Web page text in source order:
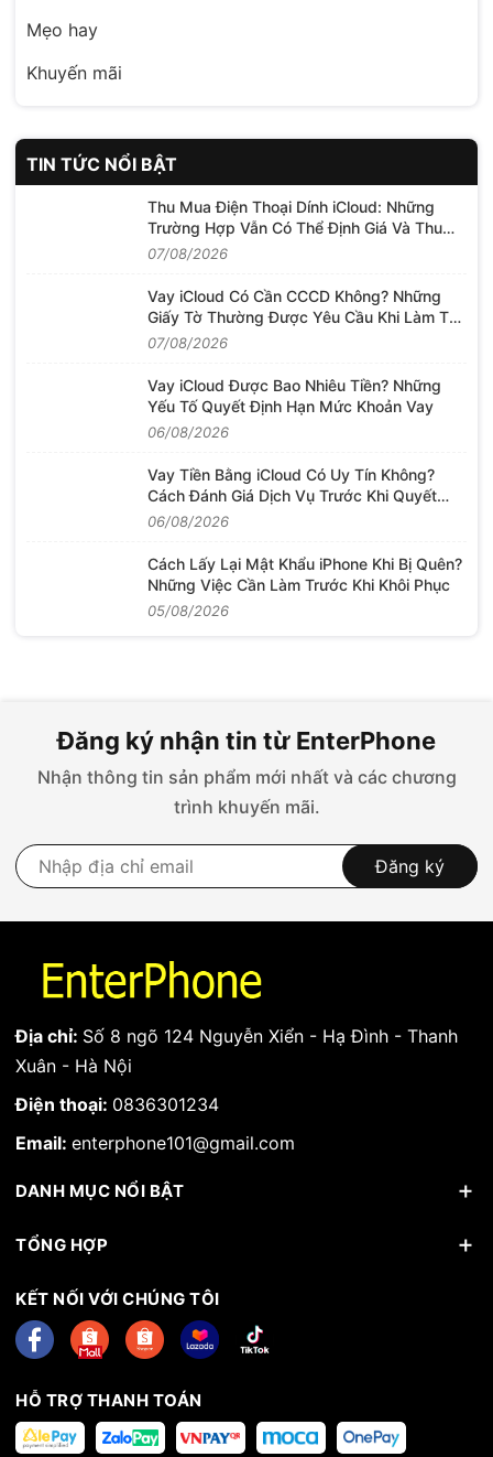
Mẹo hay
Khuyến mãi
TIN TỨC NỔI BẬT
Thu Mua Điện Thoại Dính iCloud: Những
Trường Hợp Vẫn Có Thể Định Giá Và Thu
Mua
07/08/2026
Vay iCloud Có Cần CCCD Không? Những
Giấy Tờ Thường Được Yêu Cầu Khi Làm Thủ
Tục
07/08/2026
Vay iCloud Được Bao Nhiêu Tiền? Những
Yếu Tố Quyết Định Hạn Mức Khoản Vay
06/08/2026
Vay Tiền Bằng iCloud Có Uy Tín Không?
Cách Đánh Giá Dịch Vụ Trước Khi Quyết
Định
06/08/2026
Cách Lấy Lại Mật Khẩu iPhone Khi Bị Quên?
Những Việc Cần Làm Trước Khi Khôi Phục
05/08/2026
Đăng ký nhận tin từ EnterPhone
Nhận thông tin sản phẩm mới nhất và các chương
trình khuyến mãi.
Đăng ký
Địa chỉ: Số 8 ngõ 124 Nguyễn Xiển - Hạ Đình - Thanh
Xuân - Hà Nội
Điện thoại: 0836301234
Email: enterphone101@gmail.com
DANH MỤC NỔI BẬT
TỔNG HỢP
KẾT NỐI VỚI CHÚNG TÔI
HỖ TRỢ THANH TOÁN